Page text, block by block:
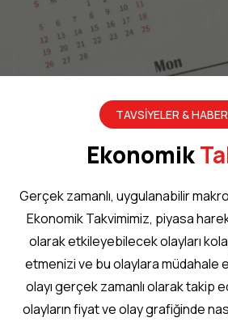
TAVSIYELER &
Ekonomik
Gerçek zamanlı, uygulanabilir
Ekonomik Takvimimiz, piyasa
olarak etkileyebilecek olayları
etmenizi ve bu olaylara müdahale
olayı gerçek zamanlı olarak takip
olayların fiyat ve olay grafiğinde